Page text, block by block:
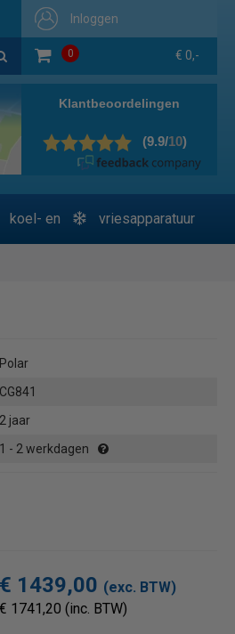
Inloggen
0 € 0,-
koel- en vriesapparatuur
Polar
CG841
2 jaar
1 - 2 werkdagen
€ 1439,00 (exc. BTW)
€ 1741,20 (inc. BTW)